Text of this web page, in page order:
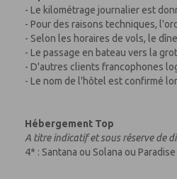
- Le kilométrage journalier est
- Pour des raisons techniques,
- Selon les horaires de vols, le
- Le passage en bateau vers la
- D'autres clients francophones
- Le nom de l'hôtel est confirmé
Hébergement Top
A titre indicatif et sous réserve de
4* : Santana ou Solana ou